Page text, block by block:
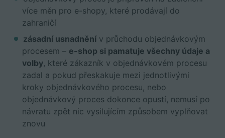
více měn pro e-shopy, které prodávají do
zahraničí
zásadní usnadnění v průchodu objednávkovým
procesem – e-shop si pamatuje všechny údaje a
volby, které zákazník v objednávkovém procesu
zadal a pokud přeskakuje mezi jednotlivými
kroky objednávkového procesu, nebo
objednávkový proces dokonce opustí, nemusí po
návratu zpět nic vysilujícím způsobem vyplňovat
znovu